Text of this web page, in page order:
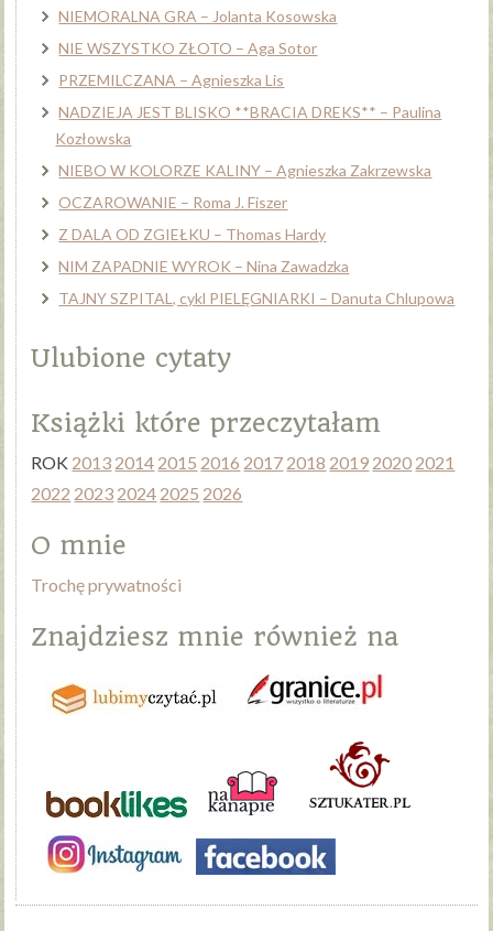
NIEMORALNA GRA – Jolanta Kosowska
NIE WSZYSTKO ZŁOTO – Aga Sotor
PRZEMILCZANA – Agnieszka Lis
NADZIEJA JEST BLISKO **BRACIA DREKS** – Paulina
Kozłowska
NIEBO W KOLORZE KALINY – Agnieszka Zakrzewska
OCZAROWANIE – Roma J. Fiszer
Z DALA OD ZGIEŁKU – Thomas Hardy
NIM ZAPADNIE WYROK – Nina Zawadzka
TAJNY SZPITAL, cykl PIELĘGNIARKI – Danuta Chlupowa
Ulubione cytaty
Książki które przeczytałam
ROK 2013 2014 2015 2016 2017 2018 2019 2020 2021
2022 2023 2024 2025 2026
O mnie
Trochę prywatności
Znajdziesz mnie również na